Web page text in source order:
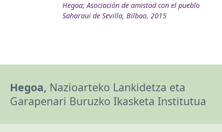
Hegoa; Asociación de amistad con el pueblo
Saharaui de Sevilla, Bilbao, 2015
Hegoa, Nazioarteko Lankidetza eta
Garapenari Buruzko Ikasketa Institutua